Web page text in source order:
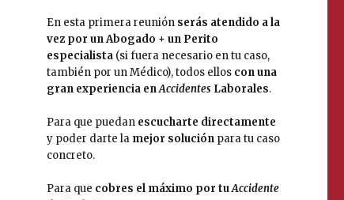
En esta primera reunión serás atendido a la
vez por un Abogado + un Perito
especialista(si fuera necesario en tu caso,
también por un Médico), todos ellos con una
gran experiencia enAccidentes Laborales.
Para que puedan escucharte directamente
y poder darte la mejor soluciónpara tu caso
concreto.
Para que cobres el máximo por tuAccidente